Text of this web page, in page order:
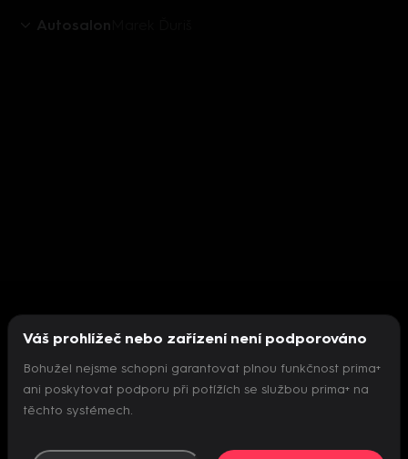
Autosalon
Nepodařilo se inicializovat přehrávač
Váš prohlížeč nebo zařízení není podporováno
Bohužel nejsme schopni garantovat plnou funkčnost prima+
ani poskytovat podporu při potížích se službou prima+ na
těchto systémech.